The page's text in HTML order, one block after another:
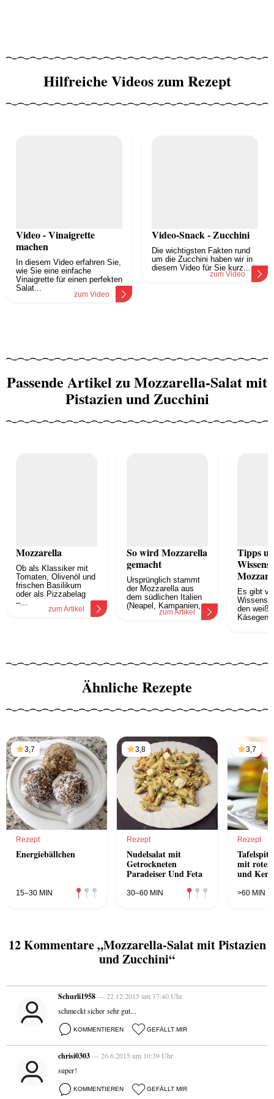
Hilfreiche Videos zum Rezept
Video - Vinaigrette
machen
In diesem Video erfahren Sie,
wie Sie eine einfache
Vinaigrette für einen perfekten
Salat...
zum Video
Video-Snack - Zucchini
Die wichtigsten Fakten rund
um die Zucchini haben wir in
diesem Video für Sie kurz...
zum Video
Passende Artikel zu Mozzarella-Salat mit
Pistazien und Zucchini
Mozzarella
Ob als Klassiker mit
Tomaten, Olivenöl und
frischen Basilikum
oder als Pizzabelag
–...
zum Artikel
So wird Mozzarella
gemacht
Ursprünglich stammt
der Mozzarella aus
dem südlichen Italien
(Neapel, Kampanien,...
zum Artikel
Tipps
Es gibt
den
Ähnliche Rezepte
3,7
Rezept
Energiebällchen
15–30 MIN
3,8
Rezept
Nudelsalat mit
Getrockneten
Paradeiser Und Feta
30–60 MIN
3,7
Rezept
mit roten
und
>60 MIN
12 Kommentare „Mozzarella-Salat mit Pistazien
und Zucchini“
Schurli1958— 22.12.2015 um 17:40 Uhr
schmeckt sicher sehr gut...
KOMMENTIEREN GEFÄLLT MIR
chrisi0303— 26.6.2015 um 10:39 Uhr
super!
KOMMENTIEREN GEFÄLLT MIR